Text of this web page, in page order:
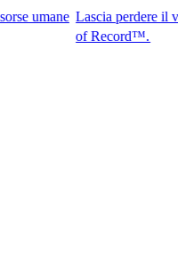
Lascia perdere il visto H-1B.
of Record™.​​